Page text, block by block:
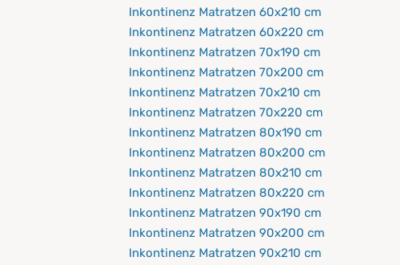
Inkontinenz Matratzen 60x210 cm
Inkontinenz Matratzen 60x220 cm
Inkontinenz Matratzen 70x190 cm
Inkontinenz Matratzen 70x200 cm
Inkontinenz Matratzen 70x210 cm
Inkontinenz Matratzen 70x220 cm
Inkontinenz Matratzen 80x190 cm
Inkontinenz Matratzen 80x200 cm
Inkontinenz Matratzen 80x210 cm
Inkontinenz Matratzen 80x220 cm
Inkontinenz Matratzen 90x190 cm
Inkontinenz Matratzen 90x200 cm
Inkontinenz Matratzen 90x210 cm